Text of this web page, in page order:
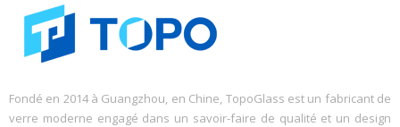
Fondé en 2014 à Guangzhou, en Chine, TopoGlass est un fabricant de
verre moderne engagé dans un savoir-faire de qualité et un design